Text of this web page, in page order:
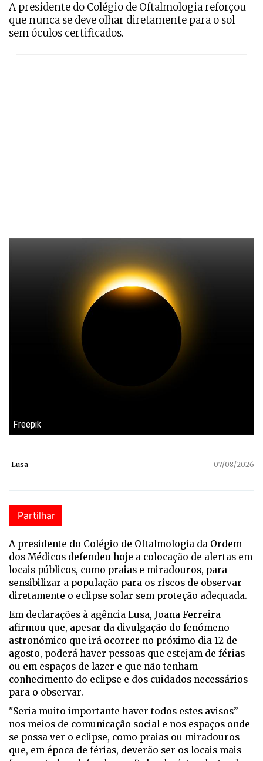
A presidente do Colégio de Oftalmologia reforçou
que nunca se deve olhar diretamente para o sol
sem óculos certificados.
Freepik
Lusa 07/08/2026
Partilhar
A presidente do Colégio de Oftalmologia da Ordem
dos Médicos defendeu hoje a colocação de alertas em
locais públicos, como praias e miradouros, para
sensibilizar a população para os riscos de observar
diretamente o eclipse solar sem proteção adequada.
Em declarações à agência Lusa, Joana Ferreira
afirmou que, apesar da divulgação do fenómeno
astronómico que irá ocorrer no próximo dia 12 de
agosto, poderá haver pessoas que estejam de férias
ou em espaços de lazer e que não tenham
conhecimento do eclipse e dos cuidados necessários
para o observar.
"Seria muito importante haver todos estes avisos”
nos meios de comunicação social e nos espaços onde
se possa ver o eclipse, como praias ou miradouros
que, em época de férias, deverão ser os locais mais